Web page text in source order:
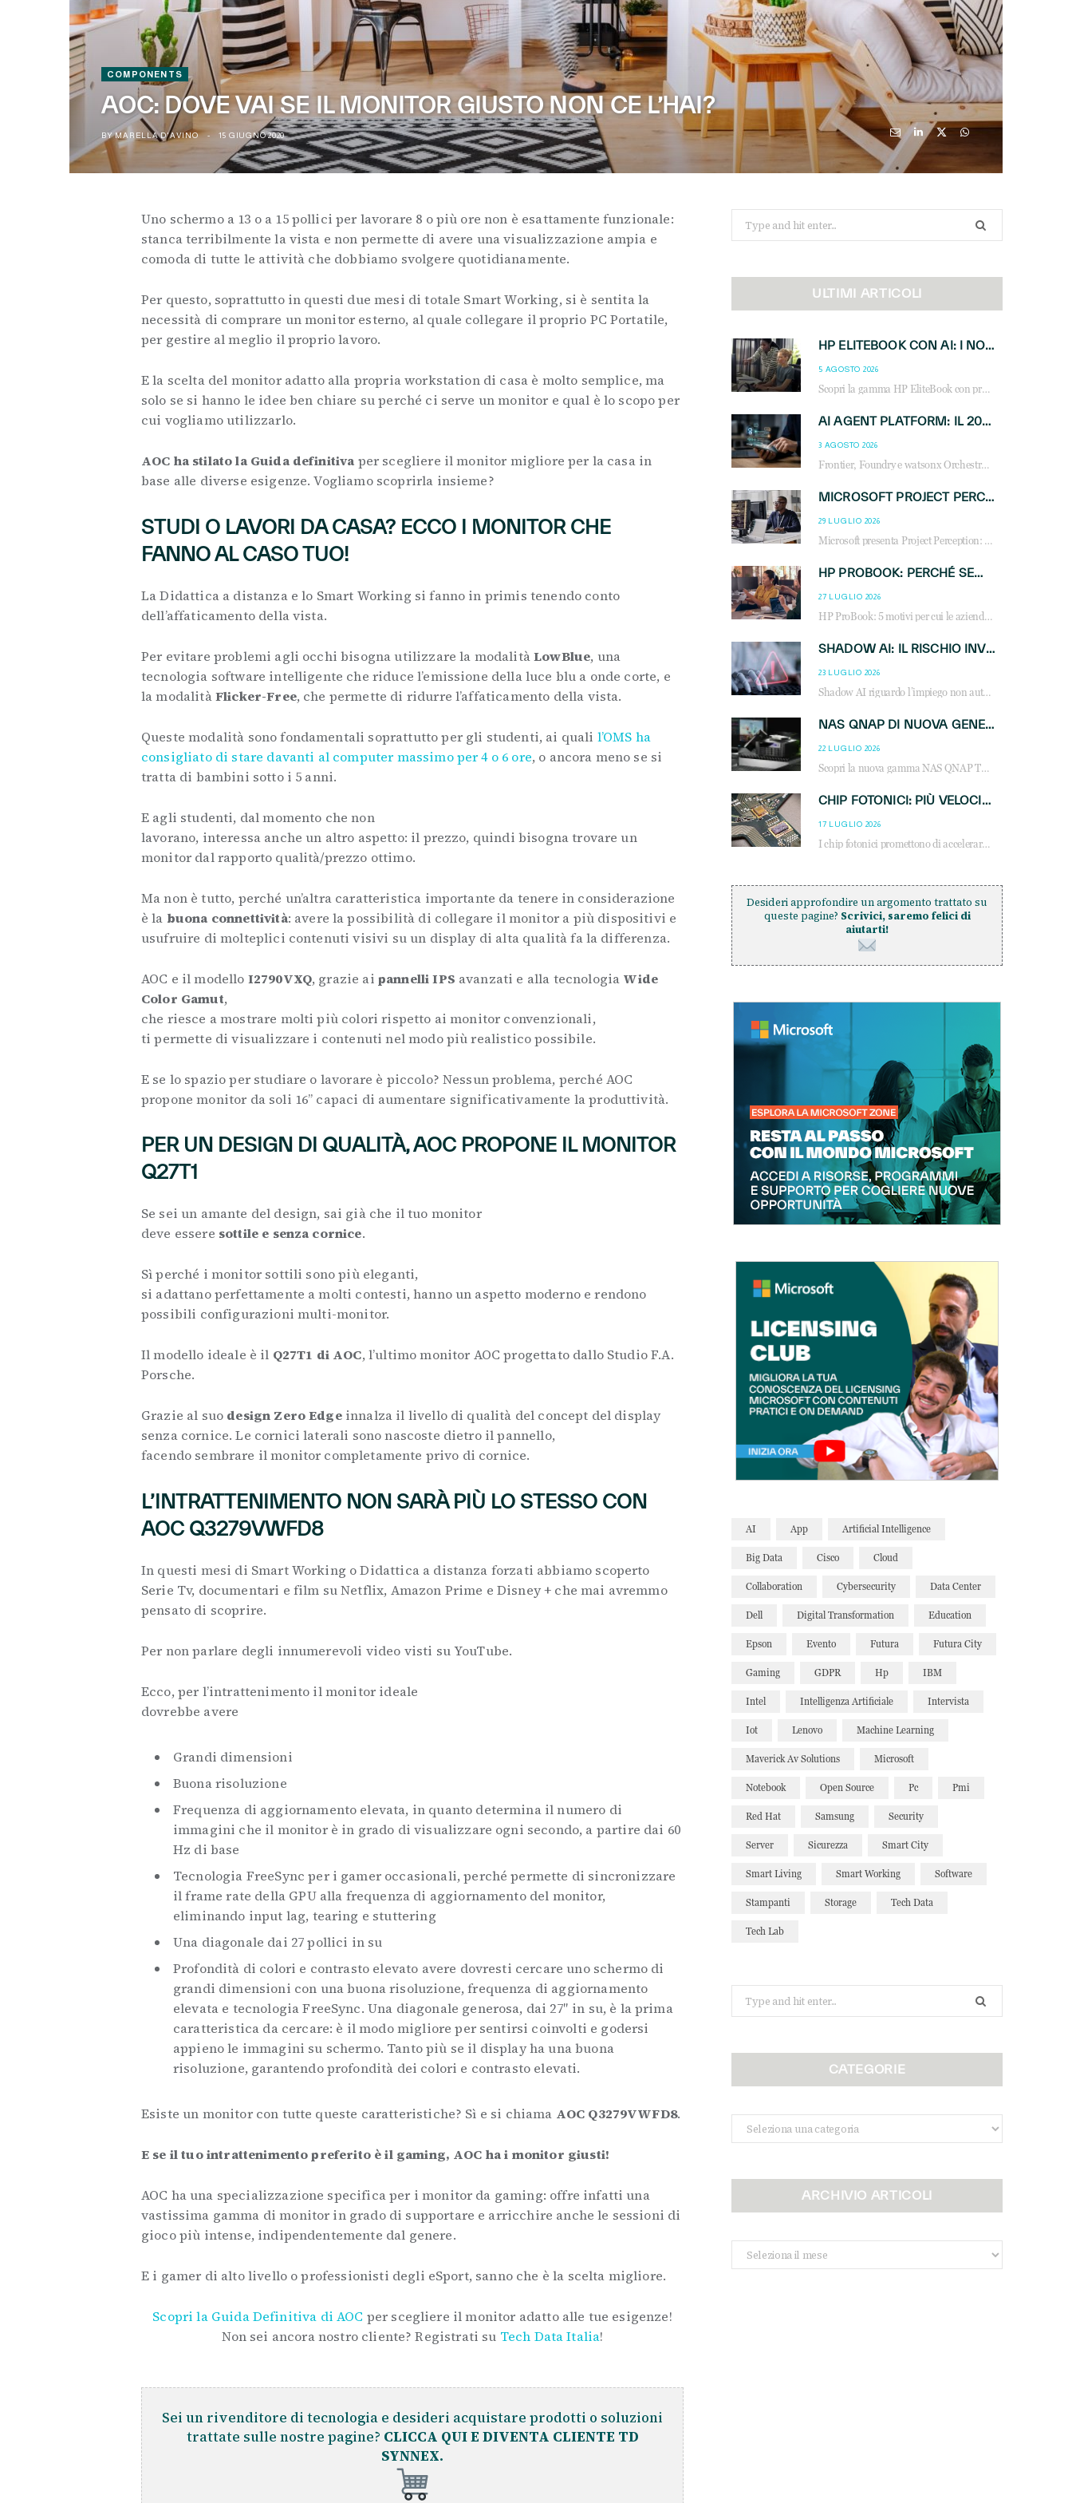
COMPONENTS
AOC: DOVE VAI SE IL MONITOR GIUSTO NON CE L’HAI?
BY MARELLA D'AVINO 15 GIUGNO 2020
Uno schermo a 13 o a 15 pollici per lavorare 8 o più ore non è esattamente funzionale:
stanca terribilmente la vista e non permette di avere una visualizzazione ampia e
comoda di tutte le attività che dobbiamo svolgere quotidianamente.
Per questo, soprattutto in questi due mesi di totale Smart Working, si è sentita la
necessità di comprare un monitor esterno, al quale collegare il proprio PC Portatile,
per gestire al meglio il proprio lavoro.
E la scelta del monitor adatto alla propria workstation di casa è molto semplice, ma
solo se si hanno le idee ben chiare su perché ci serve un monitor e qual è lo scopo per
cui vogliamo utilizzarlo.
AOC ha stilato la Guida definitiva per scegliere il monitor migliore per la casa in
base alle diverse esigenze. Vogliamo scoprirla insieme?
STUDI O LAVORI DA CASA? ECCO I MONITOR CHE
FANNO AL CASO TUO!
La Didattica a distanza e lo Smart Working si fanno in primis tenendo conto
dell’affaticamento della vista.
Per evitare problemi agli occhi bisogna utilizzare la modalitàLowBlue, una
tecnologia software intelligente che riduce l’emissione della luce blu a onde corte, e
la modalitàFlicker-Free, che permette di ridurre l’affaticamento della vista.
Queste modalità sono fondamentali soprattutto per gli studenti, ai quali l’OMS ha
consigliato di stare davanti al computer massimo per 4 o 6 ore, o ancora meno se si
tratta di bambini sotto i 5 anni.
E agli studenti, dal momento che non
lavorano, interessa anche un altro aspetto: il prezzo, quindi bisogna trovare un
monitor dal rapporto qualità/prezzo ottimo.
Ma non è tutto, perché un’altra caratteristica importante da tenere in considerazione
è la buona connettività: avere la possibilità di collegare il monitor a più dispositivi e
usufruire di molteplici contenuti visivi su un display di alta qualità fa la differenza.
AOC e il modello I2790VXQ, grazie ai pannelli IPS avanzati e alla tecnologia Wide
Color Gamut,
che riesce a mostrare molti più colori rispetto ai monitor convenzionali,
ti permette di visualizzare i contenuti nel modo più realistico possibile.
E se lo spazio per studiare o lavorare è piccolo? Nessun problema, perché AOC
propone monitor da soli 16” capaci di aumentare significativamente la produttività.
PER UN DESIGN DI QUALITÀ, AOC PROPONE IL MONITOR
Q27T1
Se sei un amante del design, sai già che il tuo monitor
deve essere sottile e senza cornice.
Sì perché i monitor sottili sono più eleganti,
si adattano perfettamente a molti contesti, hanno un aspetto moderno e rendono
possibili configurazioni multi-monitor.
Il modello ideale è il Q27T1 di AOC, l’ultimo monitor AOC progettato dallo Studio F.A.
Porsche.
Grazie al suo design Zero Edgeinnalza il livello di qualità del concept del display
senza cornice. Le cornici laterali sono nascoste dietro il pannello,
facendo sembrare il monitor completamente privo di cornice.
L’INTRATTENIMENTO NON SARÀ PIÙ LO STESSO CON
AOC Q3279VWFD8
In questi mesi di Smart Working o Didattica a distanza forzati abbiamo scoperto
Serie Tv, documentari e film su Netflix, Amazon Prime e Disney + che mai avremmo
pensato di scoprire.
Per non parlare degli innumerevoli video visti su YouTube.
Ecco, per l’intrattenimento il monitor ideale
dovrebbe avere
Grandi dimensioni
Buona risoluzione
Frequenza di aggiornamento elevata, in quanto determina il numero di
immagini che il monitor è in grado di visualizzare ogni secondo, a partire dai 60
Hz di base
Tecnologia FreeSync per i gamer occasionali, perché permette di sincronizzare
il frame rate della GPU alla frequenza di aggiornamento del monitor,
eliminando input lag, tearing e stuttering
Una diagonale dai 27 pollici in su
Profondità di colori e contrasto elevato avere dovresti cercare uno schermo di
grandi dimensioni con una buona risoluzione, frequenza di aggiornamento
elevata e tecnologia FreeSync. Una diagonale generosa, dai 27″ in su, è la prima
caratteristica da cercare: è il modo migliore per sentirsi coinvolti e godersi
appieno le immagini su schermo. Tanto più se il display ha una buona
risoluzione, garantendo profondità dei colori e contrasto elevati.
Esiste un monitor con tutte queste caratteristiche? Sì e si chiama AOC Q3279VWFD8.
E se il tuo intrattenimento preferito è il gaming, AOC ha i monitor giusti!
AOC ha una specializzazione specifica per i monitor da gaming: offre infatti una
vastissima gamma di monitor in grado di supportare e arricchire anche le sessioni di
gioco più intense, indipendentemente dal genere.
E i gamer di alto livello o professionisti degli eSport, sanno che è la scelta migliore.
Scopri la Guida Definitiva di AOC per scegliere il monitor adatto alle tue esigenze!
Non sei ancora nostro cliente? Registrati su Tech Data Italia!
Sei un rivenditore di tecnologia e desideri acquistare prodotti o soluzioni
trattate sulle nostre pagine? CLICCA QUI E DIVENTA CLIENTE TD
SYNNEX.
for:
ULTIMI ARTICOLI
HP ELITEBOOK CON AI: I NOTEBOOK BUSINESS INTELLIGENTI CHE TRASFORMANO PRODUTTIVITÀ, SICUREZZA E LAVORO IBRIDO
5 AGOSTO 2026
Scopri la gamma HP EliteBook con processori Intel® Core™ Ultra e AMD Ryzen™ AI. Notebook business progettati per aumentare la produttività, migliorare la collaborazione e garantire sicurezza avanzata in ufficio e in mobilità.
AI AGENT PLATFORM: IL 2026 È L’ANNO DEL «SISTEMA OPERATIVO» PER GLI AGENTI AZIENDALI
3 AGOSTO 2026
Frontier, Foundry e watsonx Orchestrate: la guerra delle piattaforme AI agent ridisegna il mercato IT. Cosa cambia per reseller, MSP e system integrator.
MICROSOFT PROJECT PERCEPTION: COME GLI AGENTI AI CAMBIERANNO SOC, CYBERSECURITY E SERVIZI MSP
29 LUGLIO 2026
Microsoft presenta Project Perception: scopri come gli agenti AI possono trasformare cybersecurity, SOC e servizi gestiti degli MSP.
HP PROBOOK: PERCHÉ SEMPRE PIÙ AZIENDE SCELGONO NOTEBOOK PROGETTATI PER IL LAVORO MODERNO
27 LUGLIO 2026
HP ProBook: 5 motivi per cui le aziende scelgono i notebook business HP per migliorare produttività, sicurezza e gestione dell’AI.
SHADOW AI: IL RISCHIO INVISIBILE CHE LE AZIENDE POSSONO GOVERNARE
23 LUGLIO 2026
Shadow AI riguardo l’impiego non autorizzato di sistemi AI all’interno dell’azienda. E’ una pratica che si diffonde a partire dai dipendenti fino ai dirigenti e mette a repentaglio la cybersecurity, con costi più elevati per le organizzazioni. Due recenti report illustrano il fenomeno e forniscono dati in merito
NAS QNAP DI NUOVA GENERAZIONE: PIÙ PRESTAZIONI, SCALABILITÀ E PROTEZIONE DEI DATI PER LE INFRASTRUTTURE IT MODERNE
22 LUGLIO 2026
Scopri la nuova gamma NAS QNAP TS-h1465U-RP, TS-h1065eU e TS-h665U: storage aziendale con ZFS, DDR5, E1.S NVMe e connettività 2.5GbE per backup, virtualizzazione e cybersecurity.
CHIP FOTONICI: PIÙ VELOCITÀ, MENO CONSUMI PER L’AI
17 LUGLIO 2026
I chip fotonici promettono di accelerare alcune delle operazioni matematiche alla base dell’intelligenza artificiale
Desideri approfondire un argomento trattato su
queste pagine? Scrivici, saremo felici di
aiutarti!
AI App Artificial Intelligence
Big Data Cisco Cloud
Collaboration Cybersecurity Data Center
Dell Digital Transformation Education
Epson Evento Futura Futura City
Gaming GDPR Hp IBM
Intel Intelligenza Artificiale Intervista
Iot Lenovo Machine Learning
Maverick Av Solutions Microsoft
Notebook Open Source Pc Pmi
Red Hat Samsung Security
Server Sicurezza Smart City
Smart Living Smart Working Software
Stampanti Storage Tech Data
Tech Lab
for:
CATEGORIE
Categorie
ARCHIVIO ARTICOLI
Archivio
Articoli